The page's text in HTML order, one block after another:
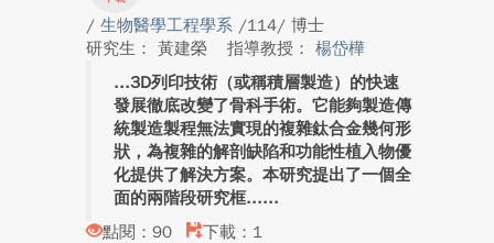
/ 生物醫學工程學系 /114/ 博士
研究生： 黃建榮
指導教授： 楊岱樺
3D列印技術（或稱積層製造）的快速
發展徹底改變了骨科手術。它能夠製造傳
統製造製程無法實現的複雜鈦合金幾何形
狀，為複雜的解剖缺陷和功能性植入物優
化提供了解決方案。本研究提出了一個全
面的兩階段研究框...
點閱：90
下載：1